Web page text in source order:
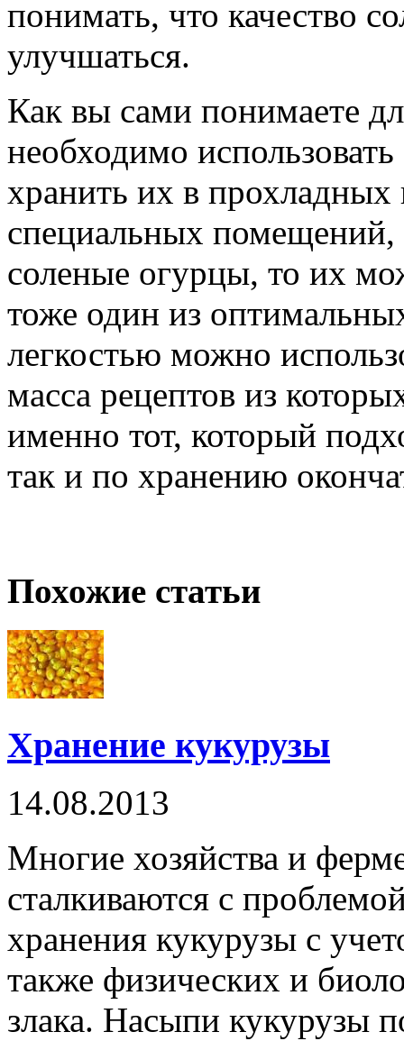
понимать, что качество
улучшаться.
Как вы сами понимаете
необходимо
хранить их в
специальных помещений,
соленые огурцы, то их
тоже один из
легкостью можно
масса рецептов из
именно тот, который
так и по хранению
Похожие статьи
Хранение кукурузы
14.08.2013
Многие хозяйства и
сталкиваются с
хранения кукурузы с
также физических и
злака. Насыпи кукурузы